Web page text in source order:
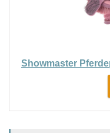
Showmaster